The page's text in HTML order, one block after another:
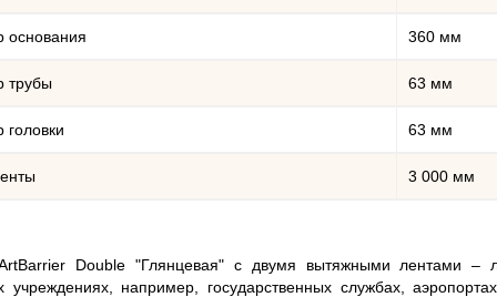
основания 360 мм
трубы 63 мм
головки 63 мм
3 000 мм
Double "Глянцевая" с двумя вытяжными лентами –
учреждениях, например, государственных службах,